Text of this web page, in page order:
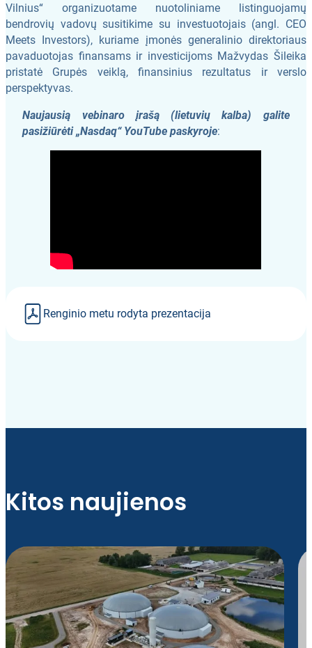
Vilnius“ organizuotame nuotoliniame listinguojamų
bendrovių vadovų susitikime su investuotojais (angl. CEO
Meets Investors), kuriame įmonės generalinio direktoriaus
pavaduotojas finansams ir investicijoms Mažvydas Šileika
pristatė Grupės veiklą, finansinius rezultatus ir verslo
perspektyvas.
Naujausią vebinaro įrašą (lietuvių kalba) galite
pasižiūrėti „Nasdaq“ YouTube paskyroje:
Renginio metu rodyta prezentacija
Kitos naujienos